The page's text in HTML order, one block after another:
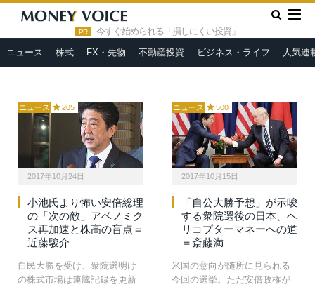
PR 今すぐ始められる「損しにくい投資」
ニュース 株式 FX・先物 不動産投資 ビジネス・ライフ 人気連
HOME » 異次元緩和
っており、修正・見直しが必
要な状況です。その機会が今
回の選挙でしたが、安倍政権
の続投でその期待は潰れまし
行額は4兆5556億円と9年ぶり
の高水準になった。なぜ低迷
を続けていた個人向け国債が
ここに来て増加したのだろう
ニュース 205
2017年10月24日
小池氏より怖い安倍総理
の「次の敵」アベノミク
ス再加速と株高の盲点＝
近藤駿介
自民大勝を受け、衆院選明け
の株式市場は連騰記録を更新
ニュース 500
2017年10月15日
「自公大勝予想」が示唆
する衆院選後の日本、ヘ
リコプターマネーへの道
＝斎藤満
米国の意向が随所に見られる
今回の選挙。ただ安倍政権が